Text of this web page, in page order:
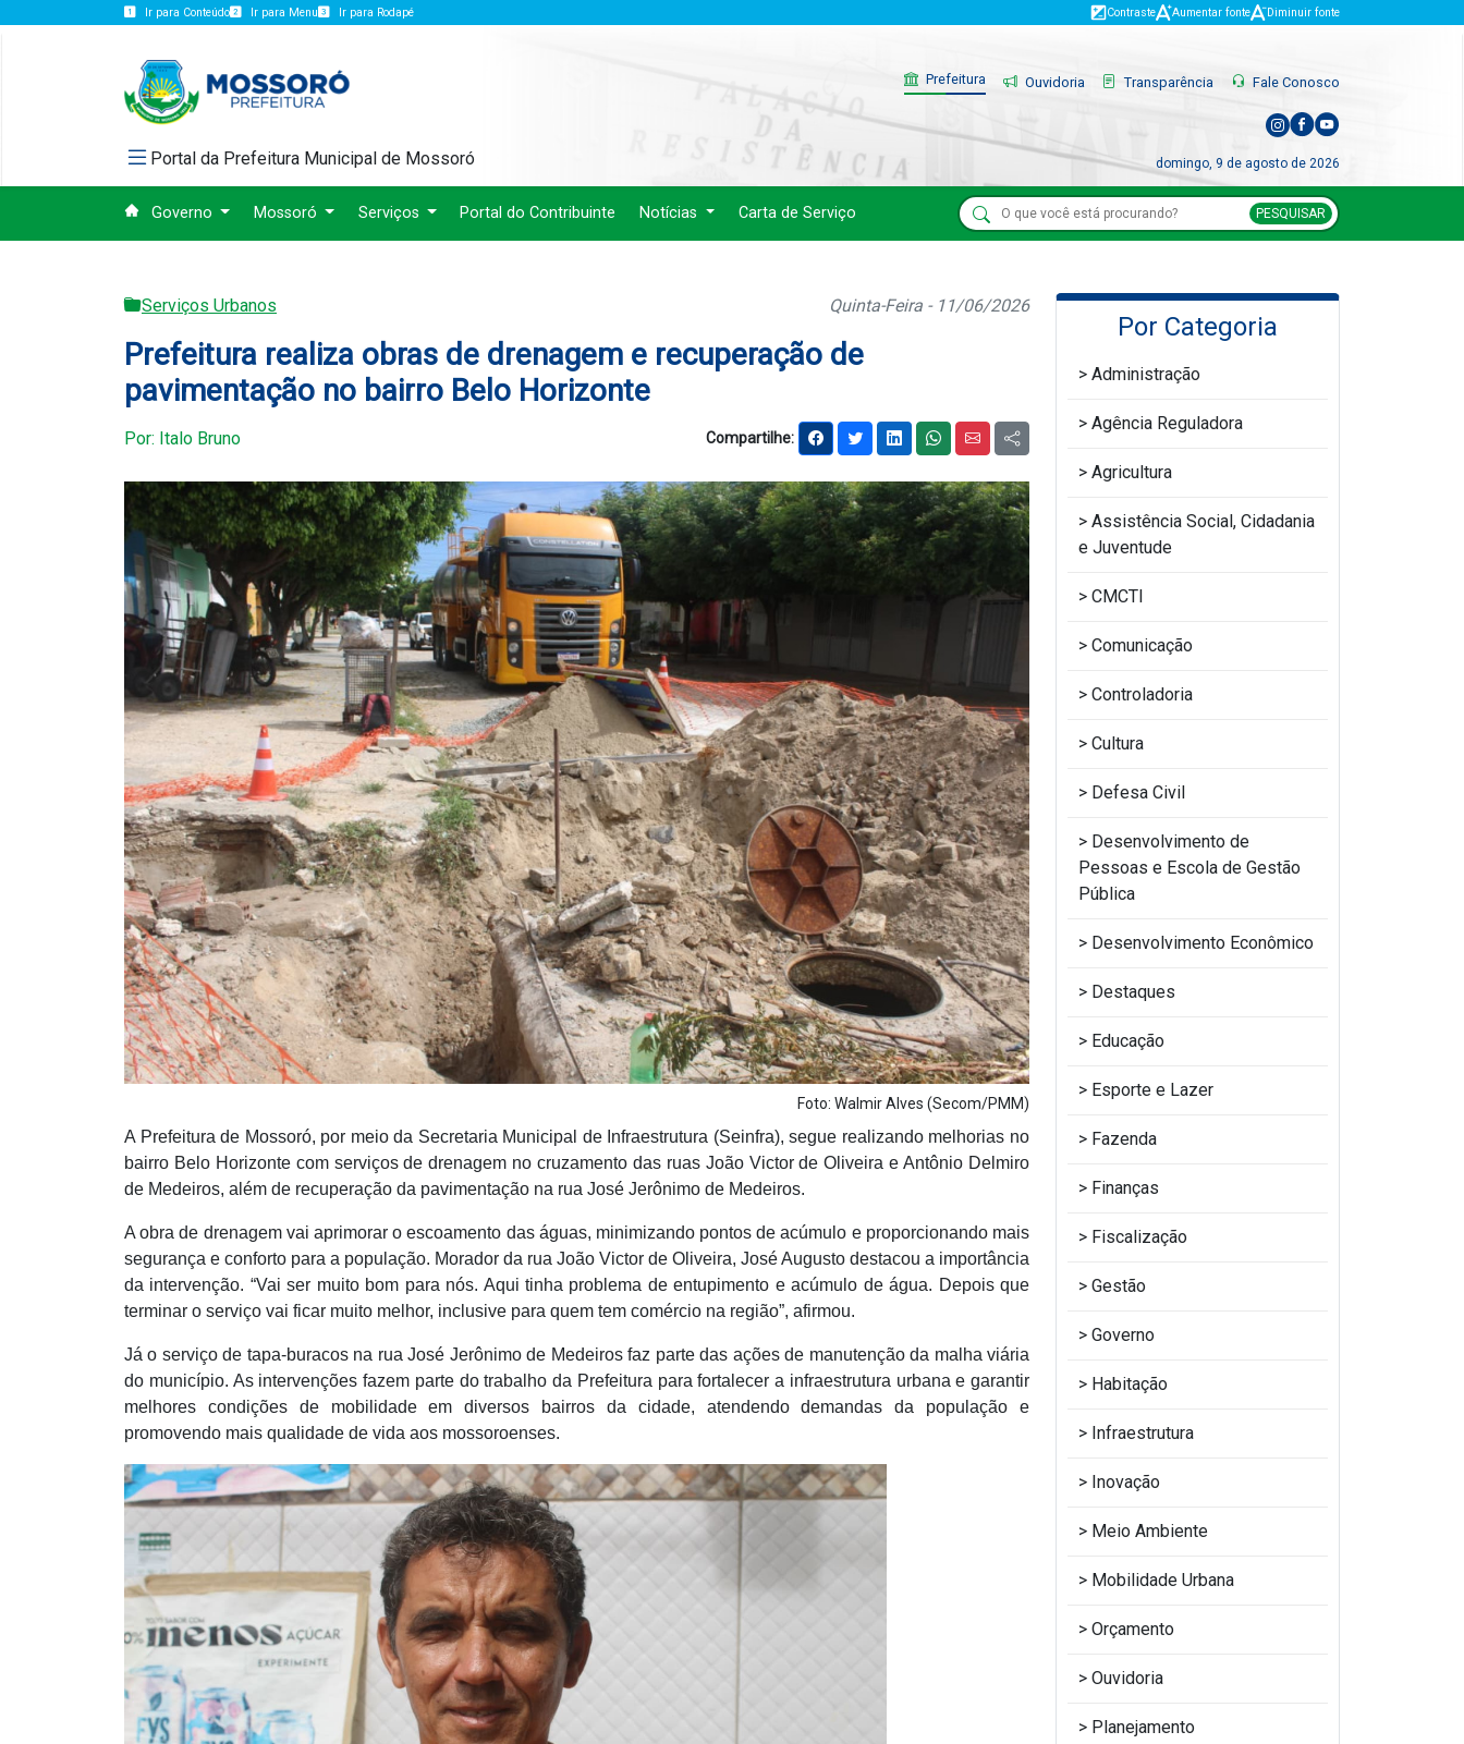
Ir para Conteúdo Ir para Menu Ir para Rodapé Contraste Aumentar fonte Diminuir fonte
Portal da Prefeitura Municipal de Mossoró
Prefeitura Ouvidoria Transparência Fale Conosco
domingo, 9 de agosto de 2026
Governo Mossoró Serviços Portal do Contribuinte Notícias Carta de Serviço PESQUISAR
Serviços Urbanos Quinta-Feira - 11/06/2026
Prefeitura realiza obras de drenagem e recuperação de
pavimentação no bairro Belo Horizonte
Por: Italo Bruno Compartilhe:
Foto: Walmir Alves (Secom/PMM)
A Prefeitura de Mossoró, por meio da Secretaria Municipal de Infraestrutura (Seinfra), segue realizando melhorias no
bairro Belo Horizonte com serviços de drenagem no cruzamento das ruas João Victor de Oliveira e Antônio Delmiro
de Medeiros, além de recuperação da pavimentação na rua José Jerônimo de Medeiros.
A obra de drenagem vai aprimorar o escoamento das águas, minimizando pontos de acúmulo e proporcionando mais
segurança e conforto para a população. Morador da rua João Victor de Oliveira, José Augusto destacou a importância
da intervenção. “Vai ser muito bom para nós. Aqui tinha problema de entupimento e acúmulo de água. Depois que
terminar o serviço vai ficar muito melhor, inclusive para quem tem comércio na região”, afirmou.
Já o serviço de tapa-buracos na rua José Jerônimo de Medeiros faz parte das ações de manutenção da malha viária
do município. As intervenções fazem parte do trabalho da Prefeitura para fortalecer a infraestrutura urbana e garantir
melhores condições de mobilidade em diversos bairros da cidade, atendendo demandas da população e
promovendo mais qualidade de vida aos mossoroenses.
Por Categoria
Administração
Agência Reguladora
Agricultura
Assistência Social, Cidadania
e Juventude
CMCTI
Comunicação
Controladoria
Cultura
Defesa Civil
Desenvolvimento de
Pessoas e Escola de Gestão
Pública
Desenvolvimento Econômico
Destaques
Educação
Esporte e Lazer
Fazenda
Finanças
Fiscalização
Gestão
Governo
Habitação
Infraestrutura
Inovação
Meio Ambiente
Mobilidade Urbana
Orçamento
Ouvidoria
Planejamento